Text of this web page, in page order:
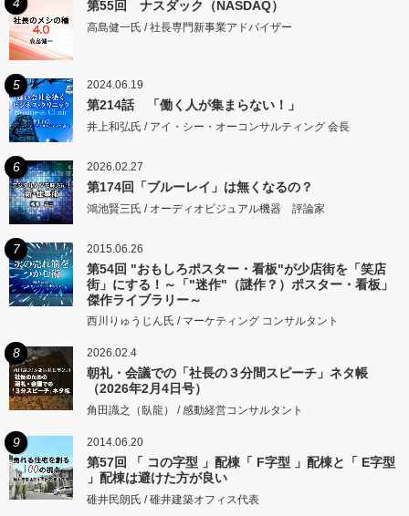
第55回 ナスダック（NASDAQ）
高島健一氏 / 社長専門新事業アドバイザー
5 2024.06.19
第214話 「働く人が集まらない！」
井上和弘氏 / アイ・シー・オーコンサルティング 会長
6 2026.02.27
第174回「ブルーレイ」は無くなるの？
鴻池賢三氏 / オーディオビジュアル機器 評論家
7 2015.06.26
第54回 "おもしろポスター・看板"が少店街を「笑店
街」にする！～「"迷作"（謎作？）ポスター・看板」
傑作ライブラリー～
西川りゅうじん氏 / マーケティング コンサルタント
8 2026.02.4
朝礼・会議での「社長の３分間スピーチ」ネタ帳
（2026年2月4日号）
角田識之（臥龍） / 感動経営コンサルタント
9 2014.06.20
第57回 「 コの字型 」配棟「 F字型 」配棟と「 E字型
」配棟は避けた方が良い
碓井民朗氏 / 碓井建築オフィス代表